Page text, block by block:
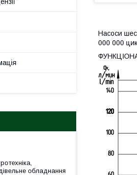
Насоси
000 000
обладнання